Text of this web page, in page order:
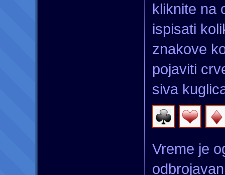
kliknite na
ispisati
znakove
pojaviti
siva
Vreme je